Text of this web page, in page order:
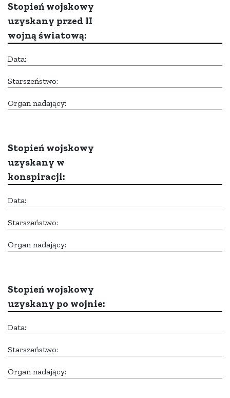
Stopień wojskowy
uzyskany przed II
wojną światową:
Data:
Starszeństwo:
Organ nadający:
Stopień wojskowy
uzyskany w
konspiracji:
Data:
Starszeństwo:
Organ nadający:
Stopień wojskowy
uzyskany po wojnie:
Data:
Starszeństwo:
Organ nadający: